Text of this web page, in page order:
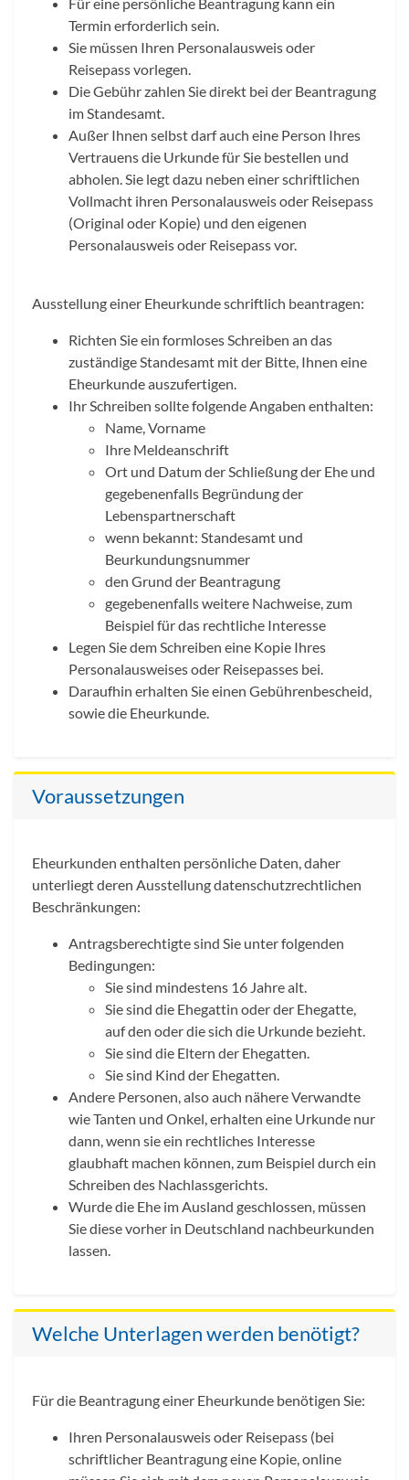
Termin erforderlich sein.
Sie müssen Ihren Personalausweis oder
Reisepass vorlegen.
Die Gebühr zahlen Sie direkt bei der Beantragung
im Standesamt.
Außer Ihnen selbst darf auch eine Person Ihres
Vertrauens die Urkunde für Sie bestellen und
abholen. Sie legt dazu neben einer schriftlichen
Vollmacht ihren Personalausweis oder Reisepass
(Original oder Kopie) und den eigenen
Personalausweis oder Reisepass vor.
Ausstellung einer Eheurkunde schriftlich beantragen:
Richten Sie ein formloses Schreiben an das
zuständige Standesamt mit der Bitte, Ihnen eine
Eheurkunde auszufertigen.
Ihr Schreiben sollte folgende Angaben enthalten:
Name, Vorname
Ihre Meldeanschrift
Ort und Datum der Schließung der Ehe und
gegebenenfalls Begründung der
Lebenspartnerschaft
wenn bekannt: Standesamt und
Beurkundungsnummer
den Grund der Beantragung
gegebenenfalls weitere Nachweise, zum
Beispiel für das rechtliche Interesse
Legen Sie dem Schreiben eine Kopie Ihres
Personalausweises oder Reisepasses bei.
Daraufhin erhalten Sie einen Gebührenbescheid,
sowie die Eheurkunde.
Voraussetzungen
Eheurkunden enthalten persönliche Daten, daher
unterliegt deren Ausstellung datenschutzrechtlichen
Beschränkungen:
Antragsberechtigte sind Sie unter folgenden
Bedingungen:
Sie sind mindestens 16 Jahre alt.
Sie sind die Ehegattin oder der Ehegatte,
auf den oder die sich die Urkunde bezieht.
Sie sind die Eltern der Ehegatten.
Sie sind Kind der Ehegatten.
Andere Personen, also auch nähere Verwandte
wie Tanten und Onkel, erhalten eine Urkunde nur
dann, wenn sie ein rechtliches Interesse
glaubhaft machen können, zum Beispiel durch ein
Schreiben des Nachlassgerichts.
Wurde die Ehe im Ausland geschlossen, müssen
Sie diese vorher in Deutschland nachbeurkunden
lassen.
Welche Unterlagen werden benötigt?
Für die Beantragung einer Eheurkunde benötigen Sie:
Ihren Personalausweis oder Reisepass (bei
schriftlicher Beantragung eine Kopie, online